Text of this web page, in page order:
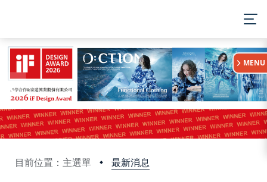
目前位置：主選單 最新消息
MENU